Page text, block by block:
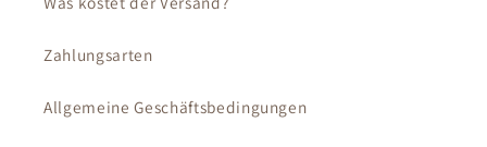
Zahlungsarten
Allgemeine Geschäftsbedingungen